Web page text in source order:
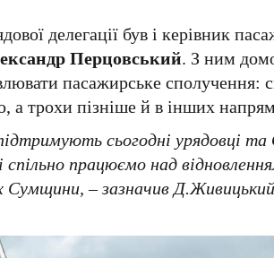
делегації був і керівник
Перцовський. З ним
пасажирське сполучення:
а трохи пізніше й в інших
сьогодні урядовці
працюємо над
Сумщини,– зазначив